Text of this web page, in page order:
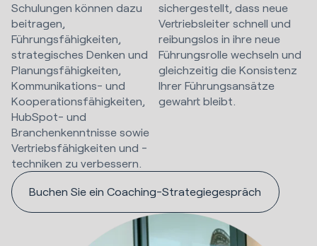
Schulungen können dazu
beitragen,
Führungsfähigkeiten,
strategisches Denken und
Planungsfähigkeiten,
Kommunikations- und
Kooperationsfähigkeiten,
HubSpot- und
Branchenkenntnisse sowie
Vertriebsfähigkeiten und -
techniken zu verbessern.
sichergestellt, dass neue
Vertriebsleiter schnell und
reibungslos in ihre neue
Führungsrolle wechseln und
gleichzeitig die Konsistenz
Ihrer Führungsansätze
gewahrt bleibt.
Buchen Sie ein Coaching-Strategiegespräch